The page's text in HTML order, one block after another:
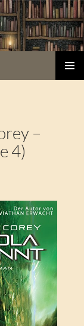
–
4)